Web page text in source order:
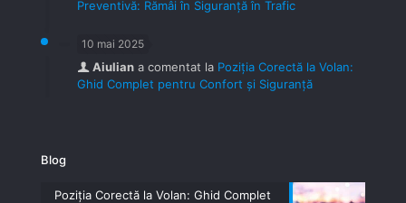
Preventivă: Rămâi în Siguranță în Trafic
10 mai 2025
Aiulian a comentat la Poziția Corectă la Volan:
Ghid Complet pentru Confort și Siguranță
Blog
Poziția Corectă la Volan: Ghid Complet